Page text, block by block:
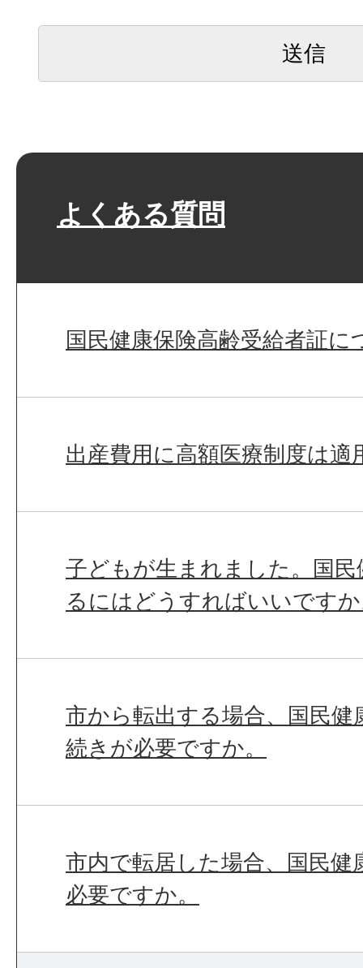
よくある質問
国民健康保険高齢受給者証
出産費用に高額医療制度は適
子どもが生まれました。国
るにはどうすればいいです
市から転出する場合、国民健
続きが必要ですか。
市内で転居した場合、国民健
必要ですか。